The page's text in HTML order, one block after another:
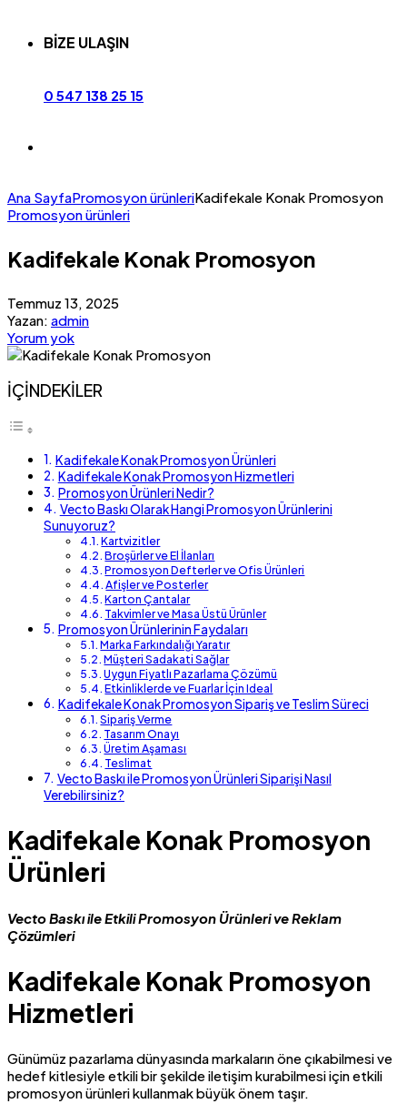
BİZE ULAŞIN
0 547 138 25 15
Ana SayfaPromosyon ürünleriKadifekale Konak Promosyon
Promosyon ürünleri
Kadifekale Konak Promosyon
Temmuz 13, 2025
Yazan: admin
Yorum yok
İÇİNDEKİLER
Kadifekale Konak Promosyon Ürünleri
Kadifekale Konak Promosyon Hizmetleri
Promosyon Ürünleri Nedir?
Vecto Baskı Olarak Hangi Promosyon Ürünlerini
Sunuyoruz?
Kartvizitler
Broşürler ve El İlanları
Promosyon Defterler ve Ofis Ürünleri
Afişler ve Posterler
Karton Çantalar
Takvimler ve Masa Üstü Ürünler
Promosyon Ürünlerinin Faydaları
Marka Farkındalığı Yaratır
Müşteri Sadakati Sağlar
Uygun Fiyatlı Pazarlama Çözümü
Etkinliklerde ve Fuarlar İçin Ideal
Kadifekale Konak Promosyon Sipariş ve Teslim Süreci
Sipariş Verme
Tasarım Onayı
Üretim Aşaması
Teslimat
Vecto Baskı ile Promosyon Ürünleri Siparişi Nasıl
Verebilirsiniz?
Kadifekale Konak Promosyon
Ürünleri
Vecto Baskı ile Etkili Promosyon Ürünleri ve Reklam
Çözümleri
Kadifekale Konak Promosyon
Hizmetleri
Günümüz pazarlama dünyasında markaların öne çıkabilmesi ve
hedef kitlesiyle etkili bir şekilde iletişim kurabilmesi için etkili
promosyon ürünleri kullanmak büyük önem taşır.